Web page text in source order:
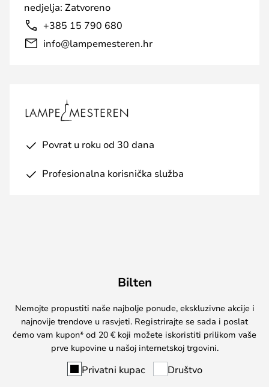
nedjelja: Zatvoreno
+385 15 790 680
info@lampemesteren.hr
Povrat u roku od 30 dana
Profesionalna korisnička služba
Bilten
Nemojte propustiti naše najbolje ponude, ekskluzivne akcije i
najnovije trendove u rasvjeti. Registrirajte se sada i poslat
ćemo vam kupon* od 20 € koji možete iskoristiti prilikom vaše
prve kupovine u našoj internetskoj trgovini.
Privatni kupac Društvo